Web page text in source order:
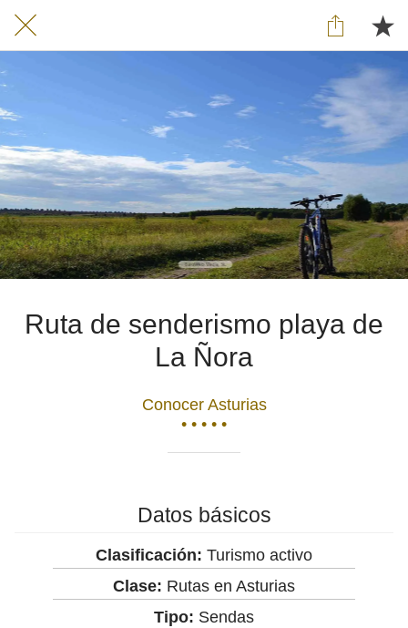
Ruta de senderismo playa de
La Ñora
Conocer Asturias
• • • • •
Datos básicos
Clasificación: Turismo activo
Clase: Rutas en Asturias
Tipo: Sendas